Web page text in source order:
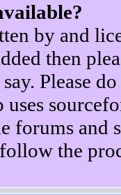
by and
then
Please
forums
the